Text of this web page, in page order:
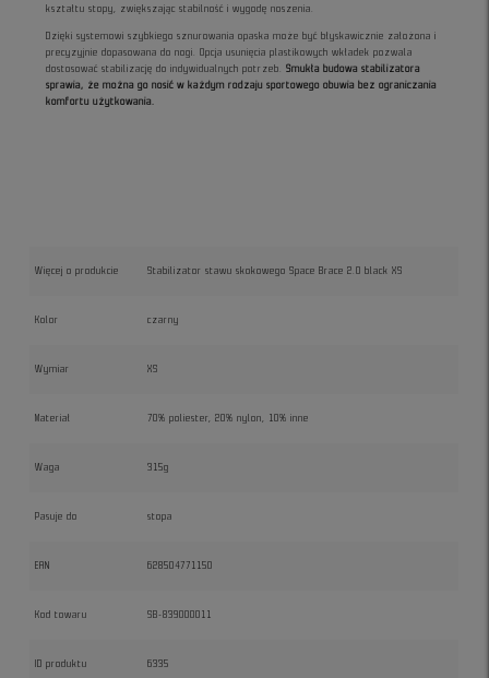
kształtu stopy, zwiększając stabilność i wygodę noszenia.
Dzięki systemowi szybkiego sznurowania opaska może być błyskawicznie założona i
precyzyjnie dopasowana do nogi. Opcja usunięcia plastikowych wkładek pozwala
dostosować stabilizację do indywidualnych potrzeb.Smukła budowa stabilizatora
sprawia, że można go nosić w każdym rodzaju sportowego obuwia bez ograniczania
komfortu użytkowania.
Więcej o produkcie Stabilizator stawu skokowego Space Brace 2.0 black XS
Kolor czarny
Wymiar XS
Materiał 70% poliester, 20% nylon, 10% inne
Waga 315g
Pasuje do stopa
EAN 628504771150
Kod towaru SB-839000011
ID produktu 6335